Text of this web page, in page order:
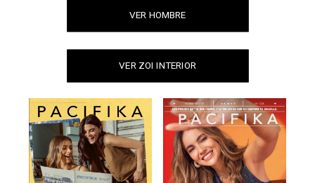
VER HOMBRE
VER ZOI INTERIOR